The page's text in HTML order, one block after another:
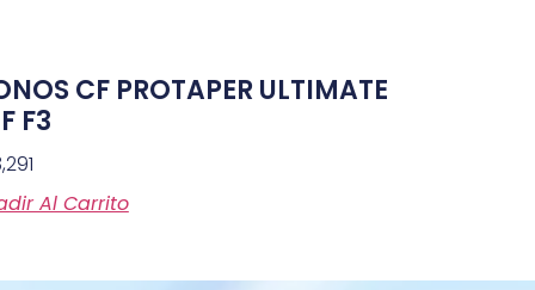
CF PROTAPER ULTIMATE
F3
Al Carrito